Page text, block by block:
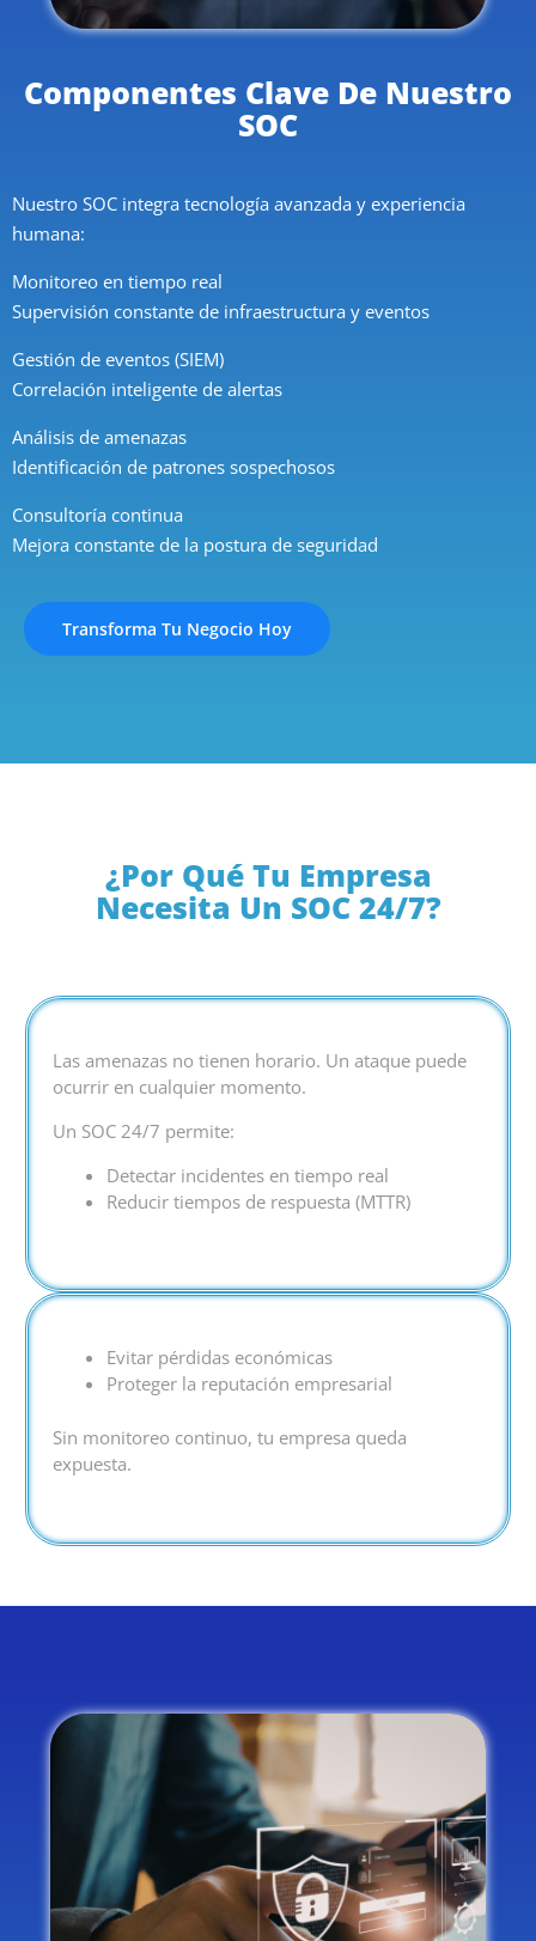
Componentes Clave De Nuestro
SOC
Nuestro SOC integra tecnología avanzada y experiencia
humana:
Monitoreo en tiempo real
Supervisión constante de infraestructura y eventos
Gestión de eventos (SIEM)
Correlación inteligente de alertas
Análisis de amenazas
Identificación de patrones sospechosos
Consultoría continua
Mejora constante de la postura de seguridad
Transforma Tu Negocio Hoy
¿Por Qué Tu Empresa
Necesita Un SOC 24/7?
Las amenazas no tienen horario. Un ataque puede
ocurrir en cualquier momento.
Un SOC 24/7 permite:
Detectar incidentes en tiempo real
Reducir tiempos de respuesta (MTTR)
Evitar pérdidas económicas
Proteger la reputación empresarial
Sin monitoreo continuo, tu empresa queda
expuesta.